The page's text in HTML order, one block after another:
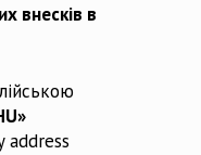
внесків в
address